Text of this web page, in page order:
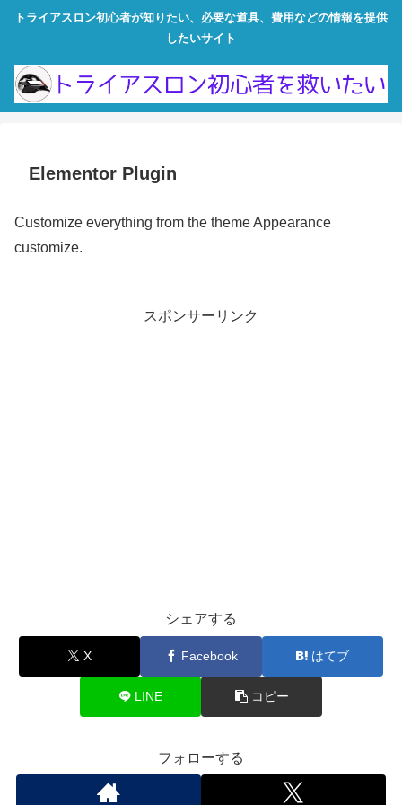
トライアスロン初心者が知りたい、必要な道具、費用などの情報を提供
したいサイト
Elementor Plugin
Customize everything from the theme Appearance
customize.
スポンサーリンク
シェアする
X Facebook はてブ
LINE コピー
フォローする